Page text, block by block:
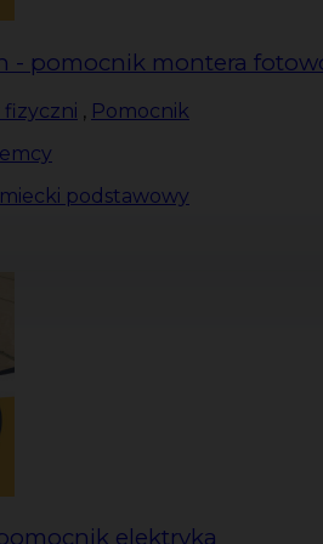
- pomocnik montera
fizyczni , Pomocnik
podstawowy
elektryka